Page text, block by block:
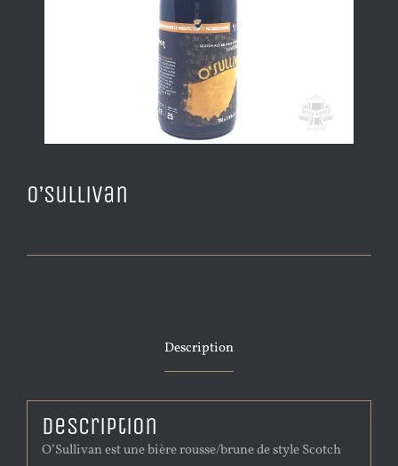
O’Sullivan
Description
Description
O’Sullivan est une bière rousse/brune de style Scotch